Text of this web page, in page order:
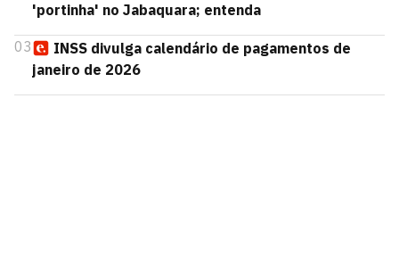
'portinha' no Jabaquara; entenda
03
INSS divulga calendário de pagamentos de
janeiro de 2026